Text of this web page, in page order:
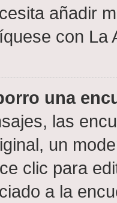
añadir
con La
una
las
un
clic para
a la